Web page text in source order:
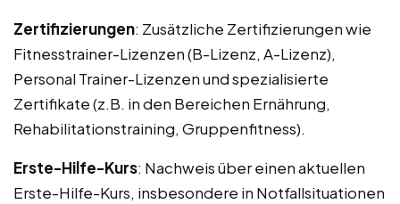
Zertifizierungen: Zusätzliche Zertifizierungen wie
Fitnesstrainer-Lizenzen (B-Lizenz, A-Lizenz),
Personal Trainer-Lizenzen und spezialisierte
Zertifikate (z.B. in den Bereichen Ernährung,
Rehabilitationstraining, Gruppenfitness).
Erste-Hilfe-Kurs: Nachweis über einen aktuellen
Erste-Hilfe-Kurs, insbesondere in Notfallsituationen